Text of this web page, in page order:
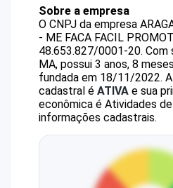
Sobre a empresa
O CNPJ da empresa
- ME FACA FACIL
48.653.827/0001-20. Com
MA, possui 3 anos, 8
fundada em 18/11/2022.
cadastral é ATIVA e sua
econômica é Atividades
informações cadastrais.